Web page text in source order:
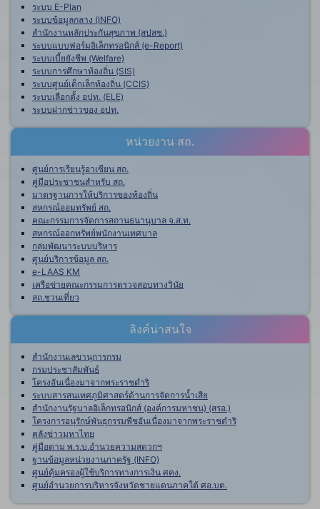
ระบบ E-Plan
ระบบข้อมูลกลาง (INFO)
สำนักงานหลักประกันสุขภาพ (สปสช.)
ระบบแบบฟอร์มอิเล็กทรอนิกส์ (e-Report)
ระบบเบี้ยยังชีพ (Welfare)
ระบบการศึกษาท้องถิ่น (SIS)
ระบบศูนย์เด็กเล็กท้องถิ่น (CCIS)
ระบบเลือกตั้ง อปท. (ELE)
ระบบฝากข่าวของ อปท.
หน่วยงาน สถ.
ศูนย์การเรียนรู้อาเซียน สถ.
คู่มือประชาชนสำหรับ สถ.
มาตรฐานการให้บริการของท้องถิ่น
สหกรณ์ออมทรัพย์ สถ.
คณะกรรมการจัดการสถานธนานุบาล จ.ส.ท.
สหกรณ์ออกทรัพย์พนักงานเทศบาล
กลุ่มพัฒนาระบบบริหาร
ศูนย์บริการข้อมูล สถ.
e-LAAS KM
เครือข่ายคณะกรรมการตรวจสอบทางวินัย
สถ.ชวนเที่ยว
ลิงค์น่าสนใจ
สำนักงานเลขานุการกรม
กรมประชาสัมพันธ์
โครงอันเนื่องมาจากพระราชดำริ
ระบบสารสนเทศภูมิศาสตร์ด้านการจัดการน้ำเสีย
สำนักงานรัฐบาลอิเล็กทรอนิกส์ (องค์การมหาชน) (สรอ.)
โครงการอนุรักษ์พันธุกรรมพืชอันเนื่องมาจากพระราชดำริ
คลังข่าวมหาไทย
คู่มือตาม พ.ร.บ.อำนวยความสดวกฯ
ฐานข้อมูลหน่วยงานภาครัฐ (INFO)
ศูนย์คุ้มครองผู้ใช้บริการทางการเงิน ศคง.
ศูนย์อำนวยการบริหารจังหวัดชายแดนภาคใต้ ศอ.บต.